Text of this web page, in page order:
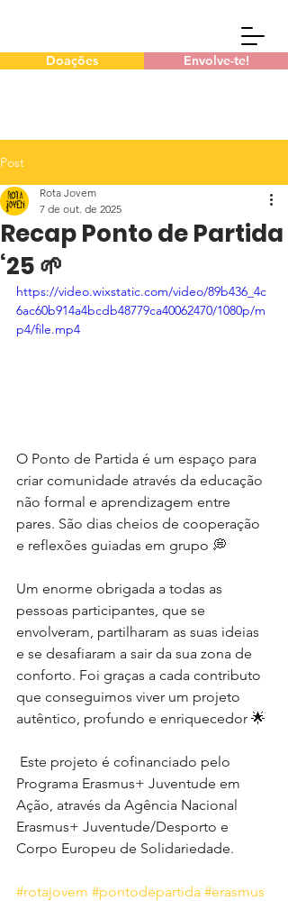
Doações Envolve-te!
Post
Recap Ponto de Partida
‘25 🌱
Rota Jovem
7 de out. de 2025
https://video.wixstatic.com/video/89b436_4c
6ac60b914a4bcdb48779ca40062470/1080p/m
p4/file.mp4
O Ponto de Partida é um espaço para
criar comunidade através da educação
não formal e aprendizagem entre
pares. São dias cheios de cooperação
e reflexões guiadas em grupo 💭
Um enorme obrigada a todas as
pessoas participantes, que se
envolveram, partilharam as suas ideias
e se desafiaram a sair da sua zona de
conforto. Foi graças a cada contributo
que conseguimos viver um projeto
autêntico, profundo e enriquecedor 🌟
Programa Erasmus+ Juventude em
Ação, através da Agência Nacional
Erasmus+ Juventude/Desporto e
Corpo Europeu de Solidariedade.
#rotajovem #pontodepartida #erasmus